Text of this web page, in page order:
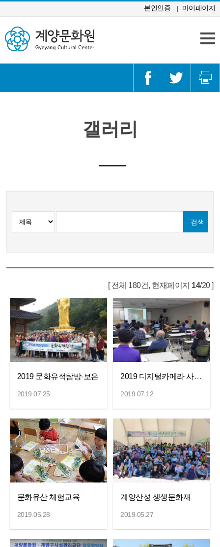
콘텐츠 바로가기 본인인증 마이페이지
갤러리
[ 전체 180건, 현재페이지 14/20 ]
2019 문화유적탐방-보은
2019.07.25
2019 디지털카메라 사진강좌
2019.07.12
문화유산 체험교육
2019.06.28
계양산성 생생문화재
2019.05.27